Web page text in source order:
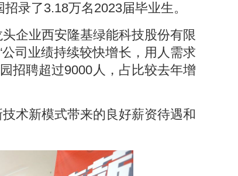
录了3.18万名2023届毕业生。
企业西安隆基绿能科技股份有限
司业绩持续较快增长，用人需求
招聘超过9000人，占比较去年增
术新模式带来的良好薪资待遇和